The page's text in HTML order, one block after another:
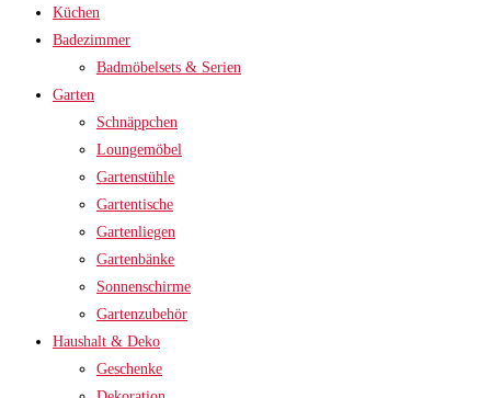
Küchen
Badezimmer
Badmöbelsets & Serien
Garten
Schnäppchen
Loungemöbel
Gartenstühle
Gartentische
Gartenliegen
Gartenbänke
Sonnenschirme
Gartenzubehör
Haushalt & Deko
Geschenke